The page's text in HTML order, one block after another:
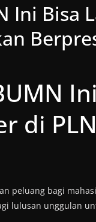
Ini Bisa
di
peluang bagi
lulusan unggulan